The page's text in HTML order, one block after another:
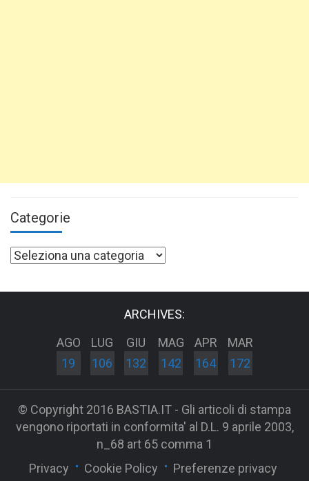
Categorie
Categorie
ARCHIVES:
AGO
19
LUG
106
GIU
132
MAG
142
APR
164
MAR
172
© Copyright 2016 BASTIA.IT - Gli articoli di stampa
vengono riportati in conformita' al D.L. 9 aprile 2003,
n_68 art 65 comma 1
Privacy
Cookie Policy Preferenze privacy